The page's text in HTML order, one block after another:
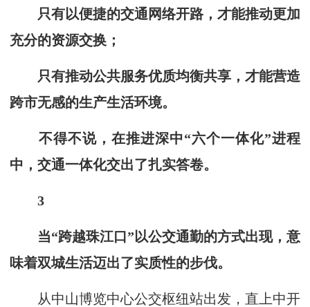
只有以便捷的交通网络开路，才能推动更加
充分的资源交换；
只有推动公共服务优质均衡共享，才能营造
跨市无感的生产生活环境。
不得不说，在推进深中“六个一体化”进程
中，交通一体化交出了扎实答卷。
3
当“跨越珠江口”以公交通勤的方式出现，意
味着双城生活迈出了实质性的步伐。
从中山博览中心公交枢纽站出发，直上中开